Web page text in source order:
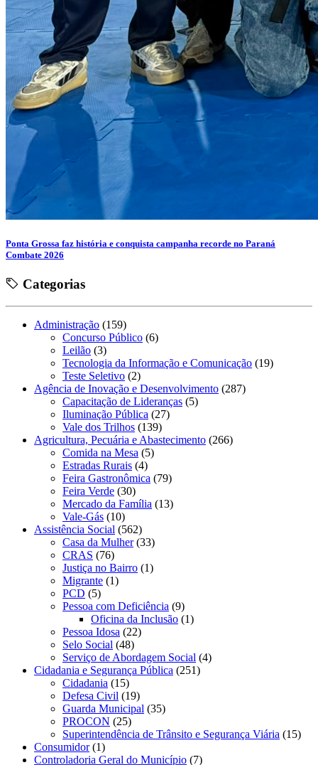
Ponta Grossa faz história e conquista campanha recorde no Paraná
Combate 2026
Categorias
Administração (159)
Concurso Público (6)
Leilão (3)
Tecnologia da Informação e Comunicação (19)
Teste Seletivo (2)
Agência de Inovação e Desenvolvimento (287)
Capacitação de Lideranças (5)
Iluminação Pública (27)
Vale dos Trilhos (139)
Agricultura, Pecuária e Abastecimento (266)
Comida na Mesa (5)
Estradas Rurais (4)
Feira Gastronômica (79)
Feira Verde (30)
Mercado da Família (13)
Vale-Gás (10)
Assistência Social (562)
Casa da Mulher(33)
CRAS (76)
Justiça no Bairro (1)
Migrante (1)
PCD (5)
Pessoa com Deficiência (9)
Oficina da Inclusão (1)
Pessoa Idosa (22)
Selo Social (48)
Serviço de Abordagem Social (4)
Cidadania e Segurança Pública (251)
Cidadania (15)
Defesa Civil (19)
Guarda Municipal (35)
PROCON (25)
Superintendência de Trânsito e Segurança Viária (15)
Consumidor(1)
Controladoria Geral do Município (7)